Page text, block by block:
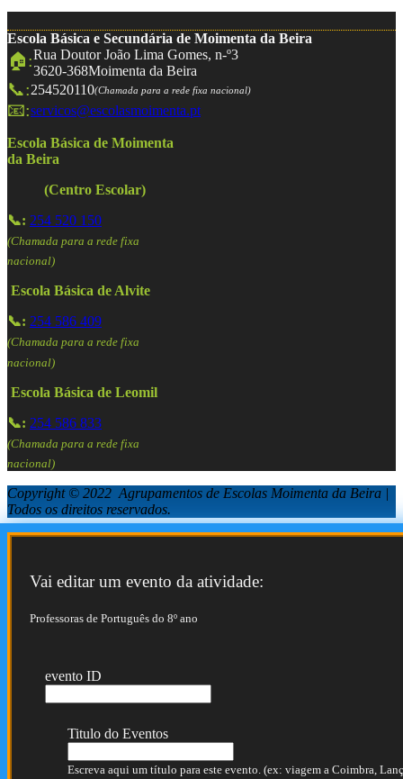
Escola Básica e Secundária de Moimenta da Beira
🏠:Rua Doutor João Lima Gomes, n-º3
3620-368Moimenta da Beira
📞:254520110(Chamada para a rede fixa nacional)
📧:servicos@escolasmoimenta.pt
Escola Básica de Moimenta
da Beira
(Centro Escolar)
📞: 254 520 150
(Chamada para a rede fixa
nacional)
Escola Básica de Alvite
📞: 254 586 409
(Chamada para a rede fixa
nacional)
Escola Básica de Leomil
📞: 254 586 833
(Chamada para a rede fixa
nacional)
Copyright © 2022 Agrupamentos de Escolas Moimenta da Beira |
Todos os direitos reservados.
Vai editar um evento da atividade:
Professoras de Português do 8º ano
evento ID
Titulo do Eventos
Escreva aqui um título para este evento. (ex: viagem a Coimbra,